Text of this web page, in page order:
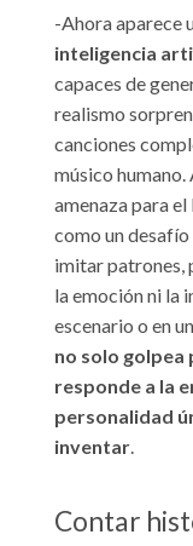
-Ahora aparece
inteligencia
capaces de
realismo
canciones
músico humano.
amenaza para
como un
imitar patrones,
la emoción ni la
escenario o en
no solo golpea
responde a la
personalidad
inventar.
Contar